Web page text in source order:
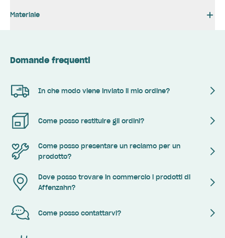
Materiale
Domande frequenti
In che modo viene inviato il mio ordine?
Come posso restituire gli ordini?
Come posso presentare un reclamo per un
prodotto?
Dove posso trovare in commercio i prodotti di
Affenzahn?
Come posso contattarvi?